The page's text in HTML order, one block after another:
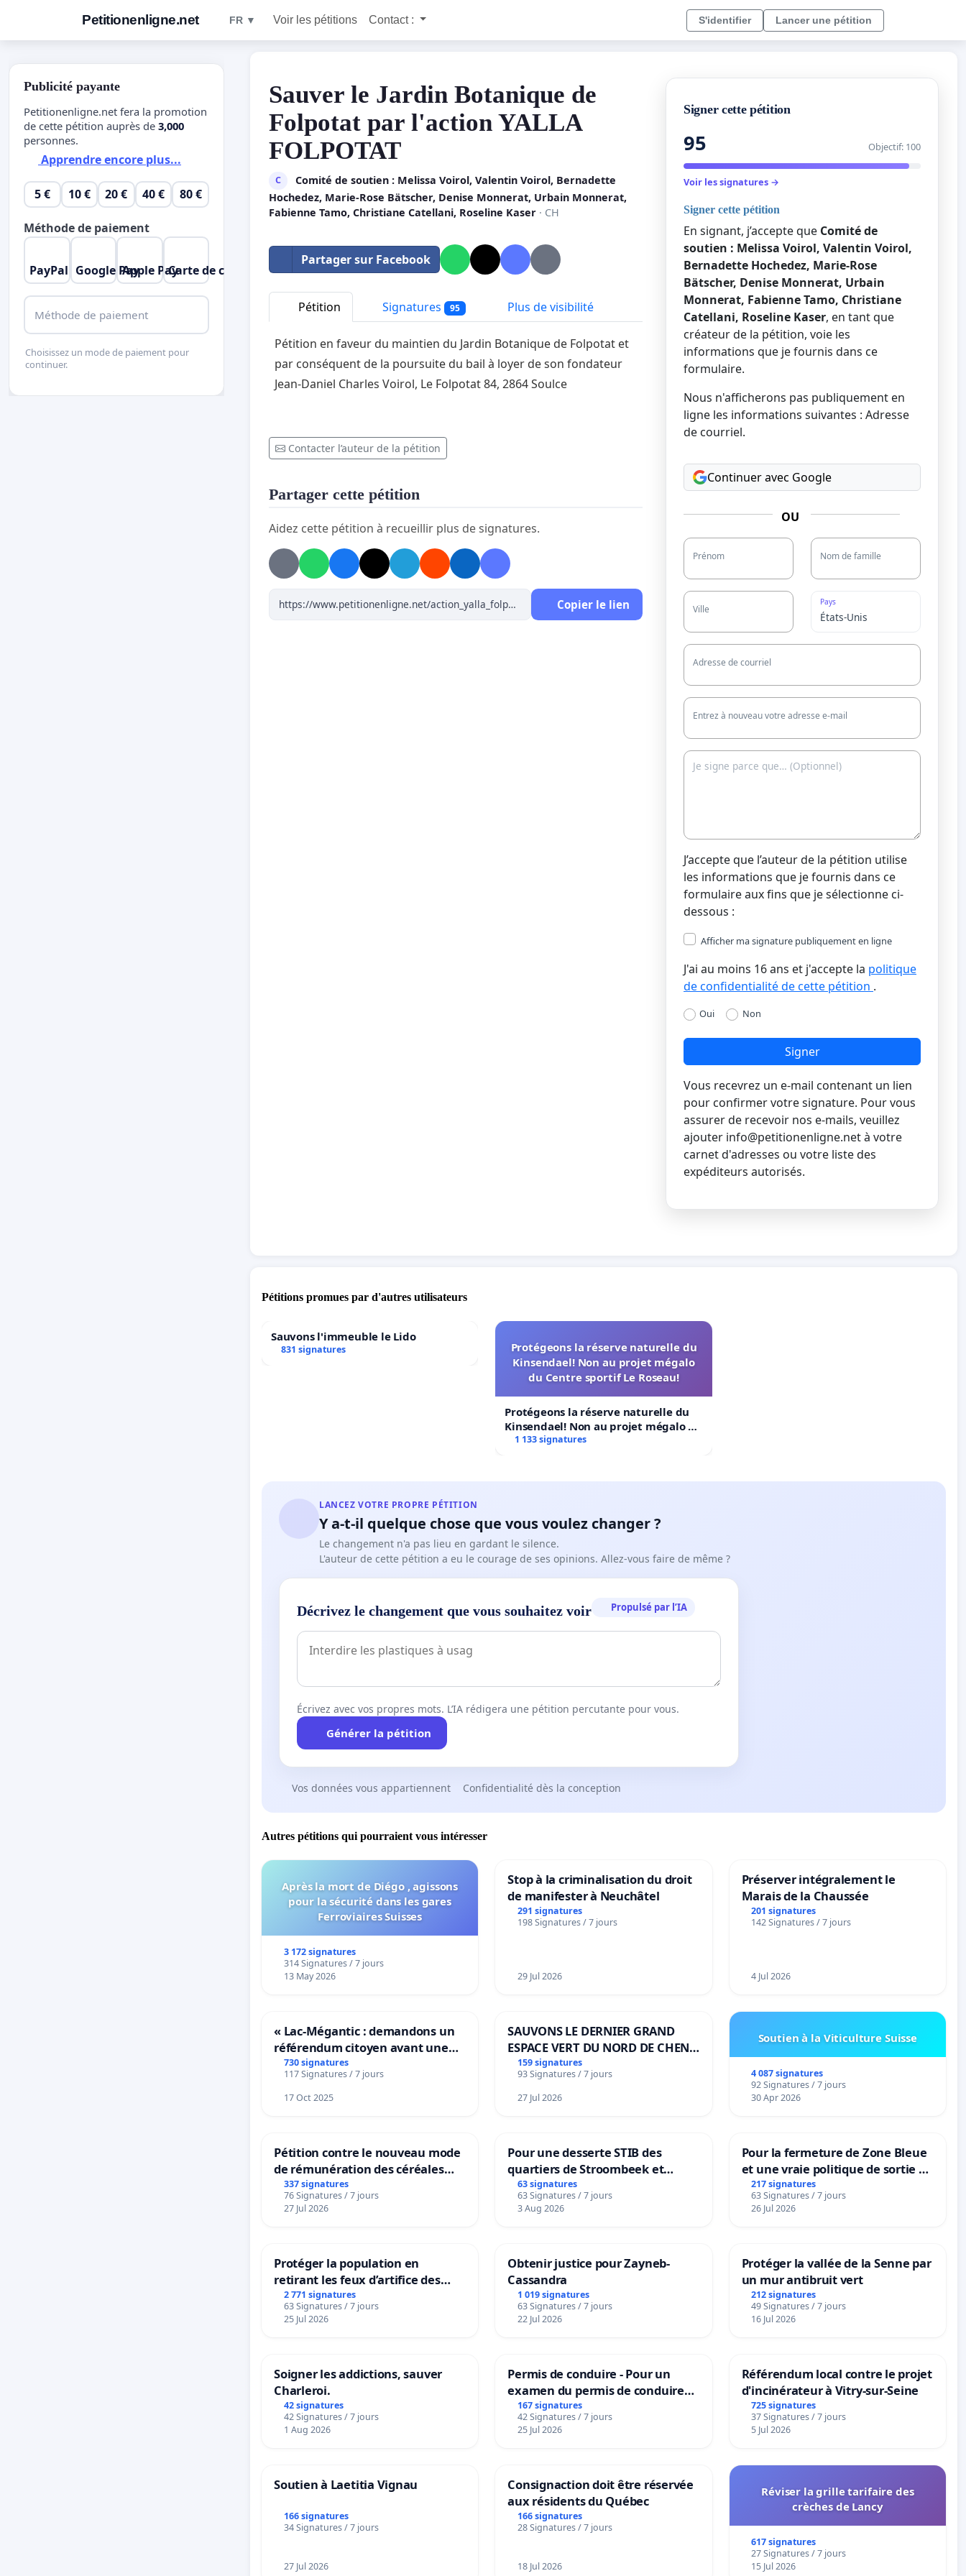
Petitionenligne.net FR ▼ Voir les pétitions Contact : S'identifier Lancer une pétition
Sauver le Jardin Botanique de
Folpotat par l'action YALLA
FOLPOTAT
C
Comité de soutien : Melissa Voirol, Valentin Voirol, Bernadette
Hochedez, Marie-Rose Bätscher, Denise Monnerat, Urbain Monnerat,
Fabienne Tamo, Christiane Catellani, Roseline Kaser · CH
Partager sur Facebook
Pétition Signatures 95 Plus de visibilité
Pétition en faveur du maintien du Jardin Botanique de Folpotat et
par conséquent de la poursuite du bail à loyer de son fondateur
Jean-Daniel Charles Voirol, Le Folpotat 84, 2864 Soulce
Contacter l’auteur de la pétition
Partager cette pétition
Aidez cette pétition à recueillir plus de signatures.
Copier le lien
Signer cette pétition
95 Objectif: 100
Voir les signatures →
Signer cette pétition
En signant, j’accepte que Comité de
soutien : Melissa Voirol, Valentin Voirol,
Bernadette Hochedez, Marie-Rose
Bätscher, Denise Monnerat, Urbain
Monnerat, Fabienne Tamo, Christiane
Catellani, Roseline Kaser, en tant que
créateur de la pétition, voie les
informations que je fournis dans ce
formulaire.
Nous n'afficherons pas publiquement en
ligne les informations suivantes : Adresse
de courriel.
Continuer avec Google
OU
Prénom Nom de famille
Ville
Pays
Adresse de courriel
Entrez à nouveau votre adresse e-mail
J’accepte que l’auteur de la pétition utilise
les informations que je fournis dans ce
formulaire aux fins que je sélectionne ci-
dessous :
Afficher ma signature publiquement en ligne
J'ai au moins 16 ans et j'accepte la politique
de confidentialité de cette pétition .
Oui Non
Signer
Vous recevrez un e-mail contenant un lien
pour confirmer votre signature. Pour vous
assurer de recevoir nos e-mails, veuillez
ajouter info@petitionenligne.netà votre
carnet d'adresses ou votre liste des
expéditeurs autorisés.
Pétitions promues par d'autres utilisateurs
Sauvons l'immeuble le Lido
831 signatures
Protégeons la réserve naturelle du
Kinsendael! Non au projet mégalo
du Centre sportif Le Roseau!
Protégeons la réserve naturelle du
Kinsendael! Non au projet mégalo du
Centre sportif Le Roseau!
1 133 signatures
LANCEZ VOTRE PROPRE PÉTITION
Y a-t-il quelque chose que vous voulez changer ?
Le changement n'a pas lieu en gardant le silence.
L'auteur de cette pétition a eu le courage de ses opinions. Allez-vous faire de même ?
Décrivez le changement que vous souhaitez voir Propulsé par l’IA
Écrivez avec vos propres mots. L’IA rédigera une pétition percutante pour vous.
Générer la pétition
Vos données vous appartiennent Confidentialité dès la conception
Autres pétitions qui pourraient vous intéresser
Après la mort de Diégo , agissons
pour la sécurité dans les gares
Ferroviaires Suisses
3 172 signatures
314 Signatures / 7 jours
13 May 2026
Stop à la criminalisation du droit
de manifester à Neuchâtel
291 signatures
198 Signatures / 7 jours
29 Jul 2026
Préserver intégralement le
Marais de la Chaussée
201 signatures
142 Signatures / 7 jours
4 Jul 2026
« Lac-Mégantic : demandons un
référendum citoyen avant une
transformation irréversible de
notre territoire »
730 signatures
117 Signatures / 7 jours
17 Oct 2025
SAUVONS LE DERNIER GRAND
ESPACE VERT DU NORD DE CHENE-
BOUGERIES
159 signatures
93 Signatures / 7 jours
27 Jul 2026
Soutien à la Viticulture Suisse
4 087 signatures
92 Signatures / 7 jours
30 Apr 2026
Pétition contre le nouveau mode
de rémunération des céréales
panifiables de Swiss granum basé
sur la teneur en protéines
337 signatures
76 Signatures / 7 jours
27 Jul 2026
Pour une desserte STIB des
quartiers de Stroombeek et
Beauval - Voor een MIVB-
bediening van de wijken
Strombeek en Het Voor
63 signatures
63 Signatures / 7 jours
3 Aug 2026
Pour la fermeture de Zone Bleue
et une vraie politique de sortie de
la dépendance
217 signatures
63 Signatures / 7 jours
26 Jul 2026
Protéger la population en
retirant les feux d’artifice des
rayons
2 771 signatures
63 Signatures / 7 jours
25 Jul 2026
Obtenir justice pour Zayneb-
Cassandra
1 019 signatures
63 Signatures / 7 jours
22 Jul 2026
Protéger la vallée de la Senne par
un mur antibruit vert
212 signatures
49 Signatures / 7 jours
16 Jul 2026
Soigner les addictions, sauver
Charleroi.
42 signatures
42 Signatures / 7 jours
1 Aug 2026
Permis de conduire - Pour un
examen du permis de conduire
accessible dans plusieurs langues
à Bruxelles
167 signatures
42 Signatures / 7 jours
25 Jul 2026
Référendum local contre le projet
d'incinérateur à Vitry-sur-Seine
725 signatures
37 Signatures / 7 jours
5 Jul 2026
Soutien à Laetitia Vignau
166 signatures
34 Signatures / 7 jours
27 Jul 2026
Consignaction doit être réservée
aux résidents du Québec
166 signatures
28 Signatures / 7 jours
18 Jul 2026
Réviser la grille tarifaire des
crèches de Lancy
617 signatures
27 Signatures / 7 jours
15 Jul 2026
Publicité payante
Petitionenligne.net fera la promotion
de cette pétition auprès de 3,000
personnes.
Apprendre encore plus...
5 € 10 € 20 € 40 € 80 €
Méthode de paiement
PayPal Google PayApple PayCarte de crédit
Méthode de paiement
Choisissez un mode de paiement pour
continuer.